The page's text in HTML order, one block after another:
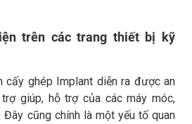
trên các trang thiết bị kỹ
cấy ghép Implant diễn ra được an
giúp, hỗ trợ của các máy móc,
cũng chính là một yếu tố quan